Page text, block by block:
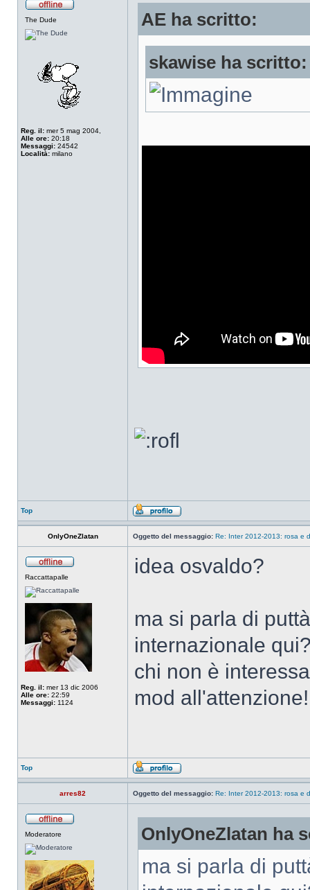
The Dude
Reg. il: mer 5 mag 2004,
Alle ore: 20:18
Messaggi: 24542
Località: milano
AE ha scritto:
skawise ha scritto:
Top
OnlyOneZlatan Oggetto del messaggio: Re: Inter 2012-2013: rosa e
Raccattapalle
Reg. il: mer 13 dic 2006
Alle ore: 22:59
Messaggi: 1124
idea osvaldo?
ma si parla di
internazionale
chi non è
mod
Top
arres82 Oggetto del messaggio: Re: Inter 2012-2013: rosa e
Moderatore OnlyOneZlatan ha
ma si parla di